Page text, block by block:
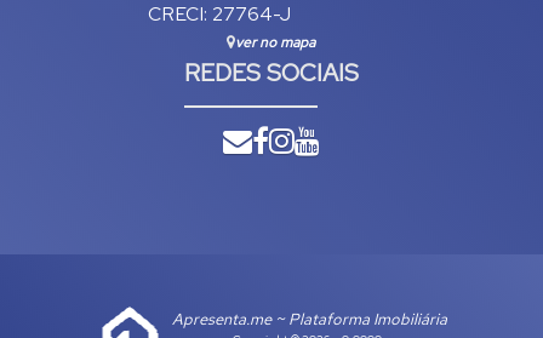
CRECI: 27764-J
ver no mapa
REDES SOCIAIS
Apresenta.me ~ Plataforma Imobiliária